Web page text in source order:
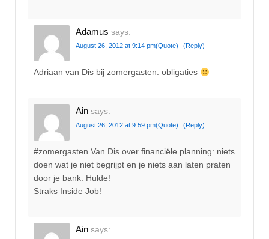
Adamus says:
August 26, 2012 at 9:14 pm(Quote) (Reply)
Adriaan van Dis bij zomergasten: obligaties
Ain says:
August 26, 2012 at 9:59 pm(Quote) (Reply)
#zomergasten Van Dis over financiële planning: niets
doen wat je niet begrijpt en je niets aan laten praten
door je bank. Hulde!
Straks Inside Job!
Ain says: